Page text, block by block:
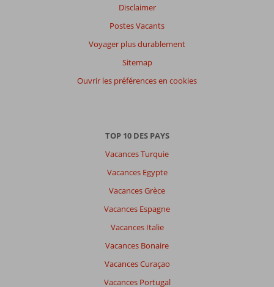
Disclaimer
Postes Vacants
Voyager plus durablement
Sitemap
Ouvrir les préférences en cookies
TOP 10 DES PAYS
Vacances Turquie
Vacances Egypte
Vacances Grèce
Vacances Espagne
Vacances Italie
Vacances Bonaire
Vacances Curaçao
Vacances Portugal